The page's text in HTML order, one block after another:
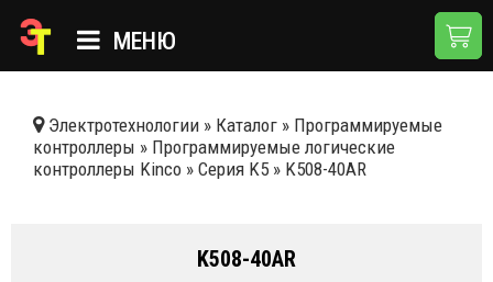
МЕНЮ
КАТАЛОГ
Электротехнологии » Каталог » Программируемые
контроллеры » Программируемые логические
контроллеры Kinсo » Серия K5 » K508-40AR
K508-40AR